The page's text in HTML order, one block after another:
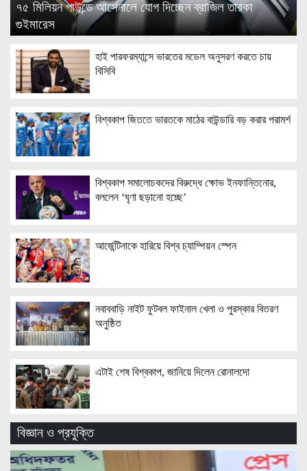
৭৫ মিলিয়ন পাউন্ডে আর্সেনালে যোগ দিচ্ছেন ব্রাজিল তারকা
গুইমারেস
হাই পারফরম্যান্সে ভারতের মডেল অনুসরণ করতে চায়
বিসিবি
বিশ্বকাপ জিততে ভারতকে মাঠের বাউন্ডারি বড় করার পরামর্শ
বিশ্বকাপ সমালোচকদের বিরুদ্ধে ক্ষোভ ইনফান্তিনোর,
বললেন ‘ঘৃণা ছড়ানো হচ্ছে’
আর্জেন্টিনাকে হারিয়ে বিশ্ব চ্যাম্পিয়ন স্পেন
নবাববাড়ি নাইট ফুটবল ফাইনাল খেলা ও পুরস্কার বিতরণ
অনুষ্ঠিত
এটাই শেষ বিশ্বকাপ, জানিয়ে দিলেন রোনালদো
বিজ্ঞান ও প্রযুক্তি